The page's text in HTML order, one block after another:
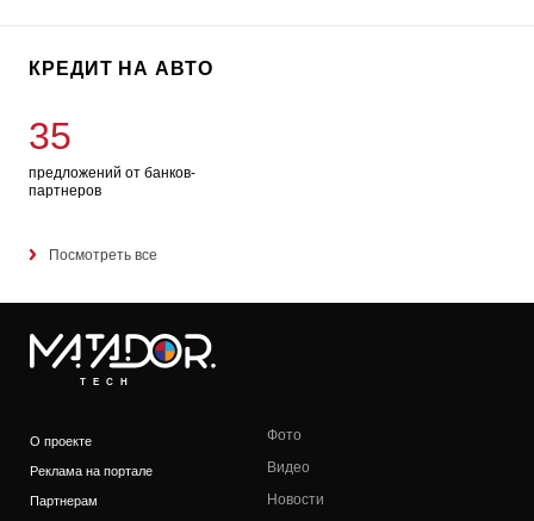
КРЕДИТ НА АВТО
35
предложений от банков-
партнеров
Посмотреть все
TECH
О проекте
Реклама на портале
Партнерам
Фото
Видео
Новости